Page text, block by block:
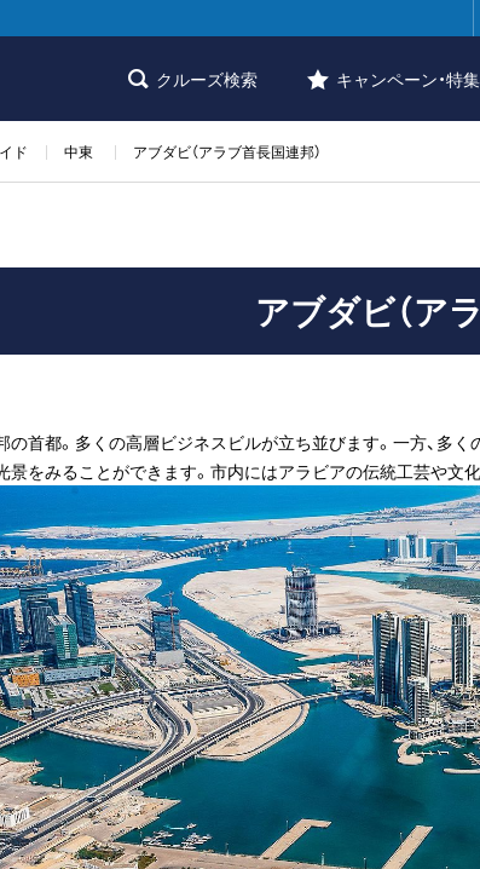
クルーズ検索 キャンペーン・特集
ド 中東 アブダビ（アラブ首長国連邦）
アブダビ（ア
の首都。多くの高層ビジネスビルが立ち並びます。一方、多
景をみることができます。市内にはアラビアの伝統工芸や